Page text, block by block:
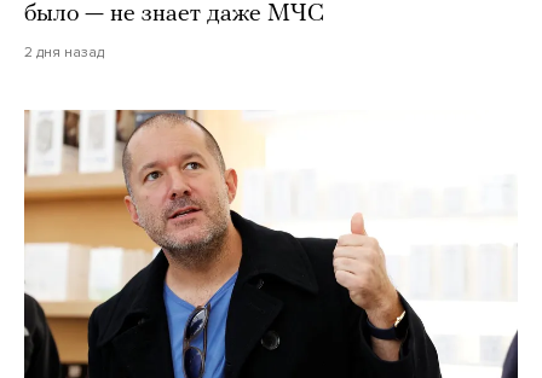
было — не знает даже МЧС
2 дня назад